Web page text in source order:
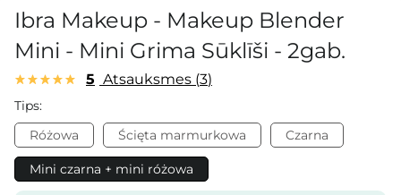
Ibra Makeup - Makeup Blender
Mini - Mini Grima Sūklīši - 2gab.
5 Atsauksmes 3
Tips:
Różowa
Ścięta marmurkowa Czarna
Mini czarna + mini różowa